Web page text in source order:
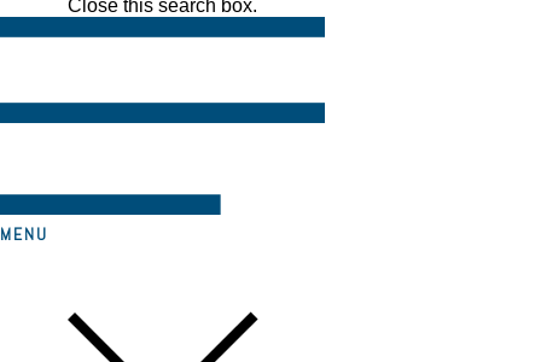
Close this search box.
MENU